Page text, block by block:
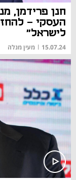
העסקי -
לישראל"
15.07.24
| מעין מנלה